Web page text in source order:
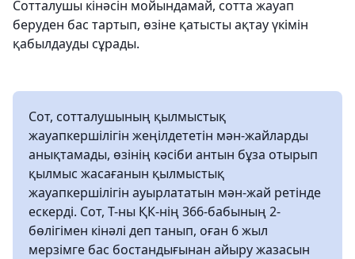
Сотталушы кінәсін мойындамай, сотта жауап
беруден бас тартып, өзіне қатысты ақтау үкімін
қабылдауды сұрады.
Сот, сотталушының қылмыстық
жауапкершілігін жеңілдететін мән-жайларды
анықтамады, өзінің кәсіби антын бұза отырып
қылмыс жасағанын қылмыстық
жауапкершілігін ауырлататын мән-жай ретінде
ескерді. Сот, Т-ны ҚК-нің 366-бабының 2-
бөлігімен кінәлі деп танып, оған 6 жыл
мерзімге бас бостандығынан айыру жазасын